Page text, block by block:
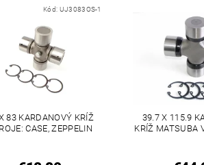
Kód: UJ3083OS-1
83 KARDANOVÝ KRÍŽ
CASE, ZEPPELIN
39.7 X 115.9
KRÍŽ MATSUBA